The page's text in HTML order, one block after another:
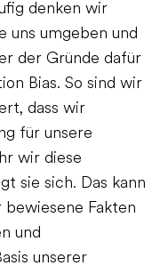
denken wir
uns umgeben und
der Gründe dafür
Bias. So sind wir
dass wir
für unsere
wir diese
sie sich. Das kann
bewiesene Fakten
und
unserer